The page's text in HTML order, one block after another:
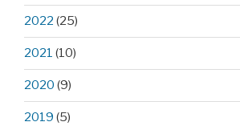
2022 (25)
2021 (10)
2020 (9)
2019 (5)